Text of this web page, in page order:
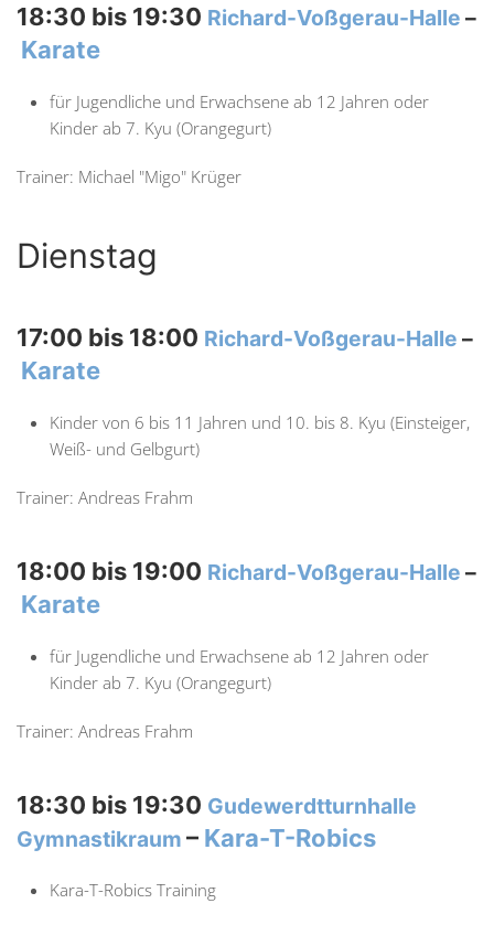
18:30 bis 19:30 Richard-Voßgerau-Halle –
Karate
für Jugendliche und Erwachsene ab 12 Jahren oder
Kinder ab 7. Kyu (Orangegurt)
Trainer: Michael "Migo" Krüger
Dienstag
17:00 bis 18:00 Richard-Voßgerau-Halle –
Karate
Kinder von 6 bis 11 Jahren und 10. bis 8. Kyu (Einsteiger,
Weiß- und Gelbgurt)
Trainer: Andreas Frahm
18:00 bis 19:00 Richard-Voßgerau-Halle –
Karate
für Jugendliche und Erwachsene ab 12 Jahren oder
Kinder ab 7. Kyu (Orangegurt)
Trainer: Andreas Frahm
18:30 bis 19:30 Gudewerdtturnhalle
Gymnastikraum – Kara-T-Robics
Kara-T-Robics Training